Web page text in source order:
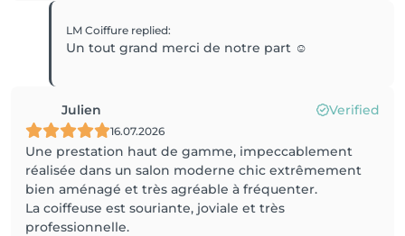
LM Coiffure replied:
Un tout grand merci de notre part ☺️
Julien Verified
16.07.2026
Une prestation haut de gamme, impeccablement
réalisée dans un salon moderne chic extrêmement
bien aménagé et très agréable à fréquenter.
La coiffeuse est souriante, joviale et très
professionnelle.